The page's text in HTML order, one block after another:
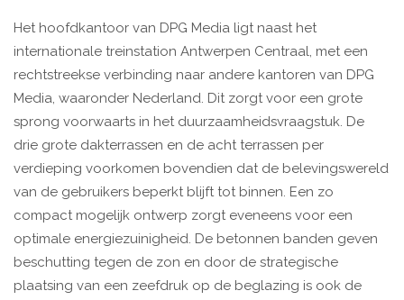
Het hoofdkantoor van DPG Media ligt naast het
internationale treinstation Antwerpen Centraal, met een
rechtstreekse verbinding naar andere kantoren van DPG
Media, waaronder Nederland. Dit zorgt voor een grote
sprong voorwaarts in het duurzaamheidsvraagstuk. De
drie grote dakterrassen en de acht terrassen per
verdieping voorkomen bovendien dat de belevingswereld
van de gebruikers beperkt blijft tot binnen. Een zo
compact mogelijk ontwerp zorgt eveneens voor een
optimale energiezuinigheid. De betonnen banden geven
beschutting tegen de zon en door de strategische
plaatsing van een zeefdruk op de beglazing is ook de